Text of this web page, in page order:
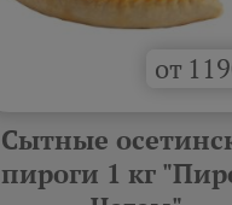
от
Сытные
пироги 1 кг